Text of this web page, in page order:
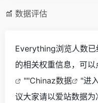
数据评估
Everything浏览人数
的相关权重信息，可以
""Chinaz数据
"进
议大家请以爱站数据为